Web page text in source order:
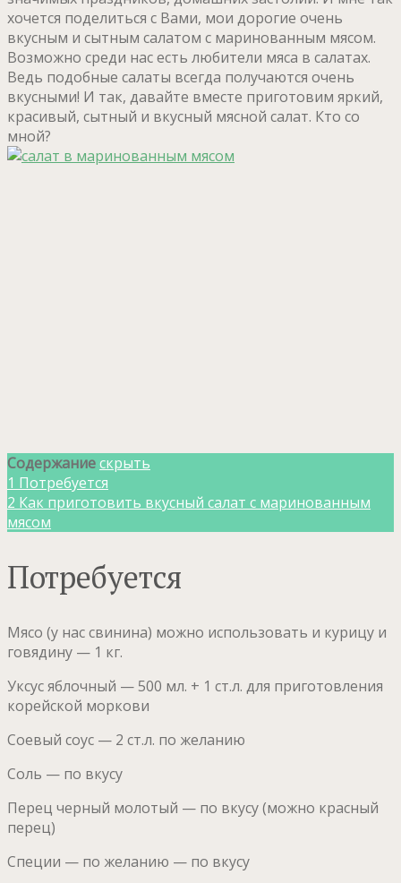
хочется поделиться с Вами, мои дорогие очень
вкусным и сытным салатом с маринованным мясом.
Возможно среди нас есть любители мяса в салатах.
Ведь подобные салаты всегда получаются очень
вкусными! И так, давайте вместе приготовим яркий,
красивый, сытный и вкусный мясной салат. Кто со
мной?
Содержаниескрыть
1 Потребуется
2 Как приготовить вкусный салат с маринованным
мясом
Потребуется
Мясо (у нас свинина) можно использовать и курицу и
говядину — 1 кг.
Уксус яблочный — 500 мл. + 1 ст.л. для приготовления
корейской моркови
Соевый соус — 2 ст.л. по желанию
Соль — по вкусу
Перец черный молотый — по вкусу (можно красный
перец)
Специи — по желанию — по вкусу